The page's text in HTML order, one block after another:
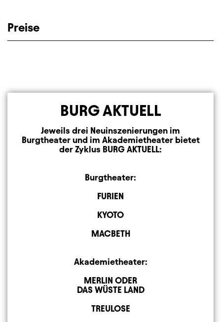
Preise
BURG AKTUELL
Jeweils drei Neuinszenierungen im
Burgtheater und im Akademietheater bietet
der Zyklus BURG AKTUELL:
Burgtheater:
FURIEN
KYOTO
MACBETH
Akademietheater:
MERLIN ODER
DAS WÜSTE LAND
TREULOSE